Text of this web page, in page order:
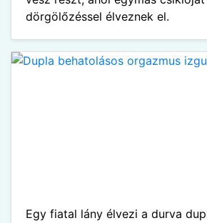
dörgölőzéssel élveznek el.
Egy fiatal lány élvezi a durva